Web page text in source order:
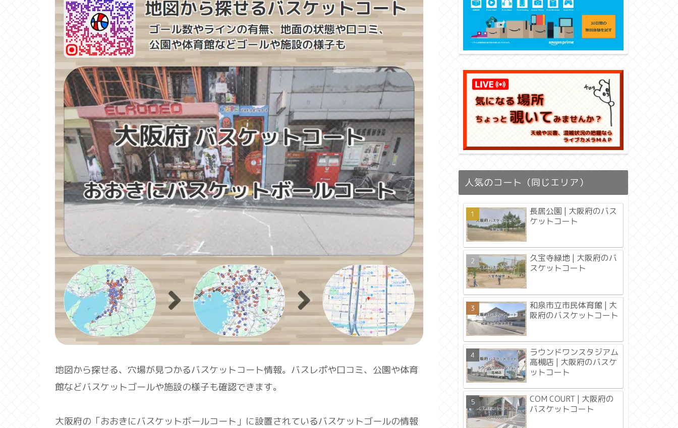
地図から探せる、穴場が見つかるバスケットコート情報。バスレポや口コミ、公園や体育
館などバスケットゴールや施設の様子も確認できます。
大阪府の「おおきにバスケットボールコート」に設置されているバスケットゴールの情報
人気のコート（同じエリア）
長居公園 | 大阪府のバス
ケットコート
久宝寺緑地 | 大阪府のバ
スケットコート
和泉市立市民体育館 | 大
阪府のバスケットコート
ラウンドワンスタジアム
高槻店 | 大阪府のバスケ
ットコート
COM COURT | 大阪府の
バスケットコート